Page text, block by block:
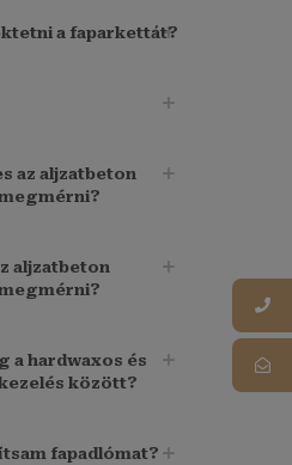
a faparkettát?
az aljzatbeton
aljzatbeton
a hardwaxos és
között?
fapadlómat?